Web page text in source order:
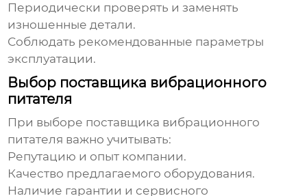
Периодически проверять и заменять
изношенные детали.
Соблюдать рекомендованные параметры
эксплуатации.
Выбор поставщика вибрационного
питателя
При выборе поставщика вибрационного
питателя важно учитывать:
Репутацию и опыт компании.
Качество предлагаемого оборудования.
Наличие гарантии и сервисного